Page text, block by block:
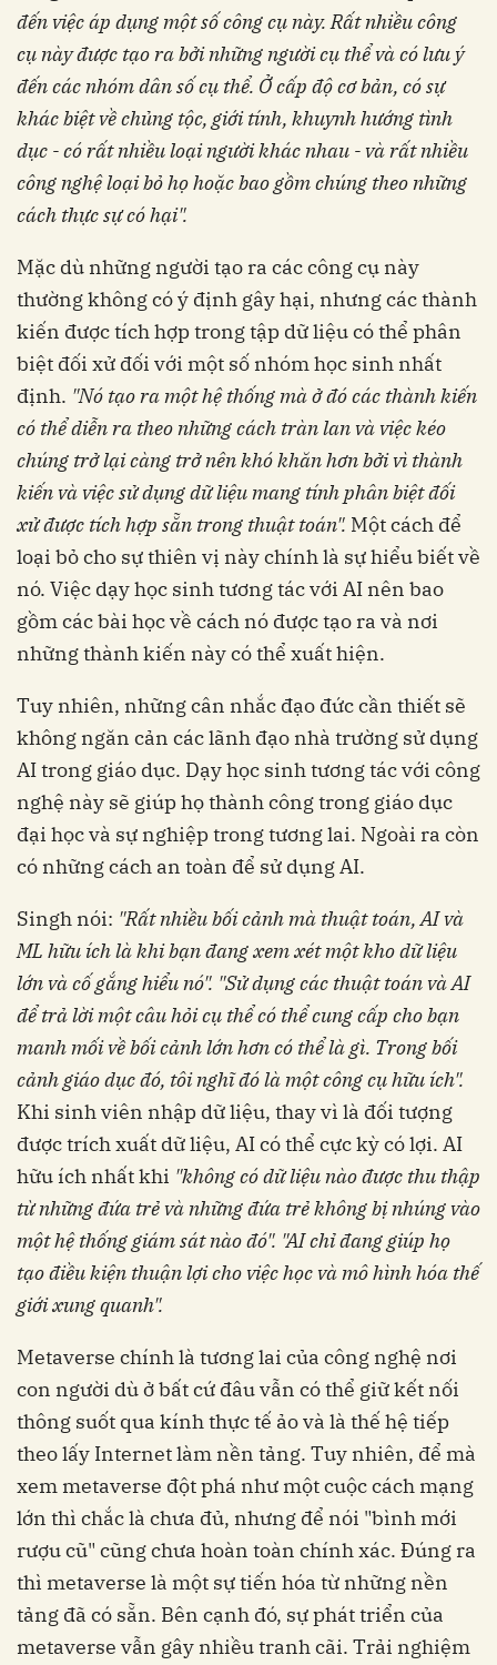
đến việc áp dụng một số công cụ này. Rất nhiều công
cụ này được tạo ra bởi những người cụ thể và có lưu ý
đến các nhóm dân số cụ thể. Ở cấp độ cơ bản, có sự
khác biệt về chủng tộc, giới tính, khuynh hướng tình
dục - có rất nhiều loại người khác nhau - và rất nhiều
công nghệ loại bỏ họ hoặc bao gồm chúng theo những
cách thực sự có hại".
Mặc dù những người tạo ra các công cụ này
thường không có ý định gây hại, nhưng các thành
kiến được tích hợp trong tập dữ liệu có thể phân
biệt đối xử đối với một số nhóm học sinh nhất
định. "Nó tạo ra một hệ thống mà ở đó các thành kiến
có thể diễn ra theo những cách tràn lan và việc kéo
chúng trở lại càng trở nên khó khăn hơn bởi vì thành
kiến và việc sử dụng dữ liệu mang tính phân biệt đối
xử được tích hợp sẵn trong thuật toán". Một cách để
loại bỏ cho sự thiên vị này chính là sự hiểu biết về
nó. Việc dạy học sinh tương tác với AI nên bao
gồm các bài học về cách nó được tạo ra và nơi
những thành kiến này có thể xuất hiện.
Tuy nhiên, những cân nhắc đạo đức cần thiết sẽ
không ngăn cản các lãnh đạo nhà trường sử dụng
AI trong giáo dục. Dạy học sinh tương tác với công
nghệ này sẽ giúp họ thành công trong giáo dục
đại học và sự nghiệp trong tương lai. Ngoài ra còn
có những cách an toàn để sử dụng AI.
Singh nói: "Rất nhiều bối cảnh mà thuật toán, AI và
ML hữu ích là khi bạn đang xem xét một kho dữ liệu
lớn và cố gắng hiểu nó". "Sử dụng các thuật toán và AI
để trả lời một câu hỏi cụ thể có thể cung cấp cho bạn
manh mối về bối cảnh lớn hơn có thể là gì. Trong bối
cảnh giáo dục đó, tôi nghĩ đó là một công cụ hữu ích".
Khi sinh viên nhập dữ liệu, thay vì là đối tượng
được trích xuất dữ liệu, AI có thể cực kỳ có lợi. AI
hữu ích nhất khi "không có dữ liệu nào được thu thập
từ những đứa trẻ và những đứa trẻ không bị nhúng vào
một hệ thống giám sát nào đó". "AI chỉ đang giúp họ
tạo điều kiện thuận lợi cho việc học và mô hình hóa thế
giới xung quanh".
Metaverse chính là tương lai của công nghệ nơi
con người dù ở bất cứ đâu vẫn có thể giữ kết nối
thông suốt qua kính thực tế ảo và là thế hệ tiếp
theo lấy Internet làm nền tảng. Tuy nhiên, để mà
xem metaverse đột phá như một cuộc cách mạng
lớn thì chắc là chưa đủ, nhưng để nói "bình mới
rượu cũ" cũng chưa hoàn toàn chính xác. Đúng ra
thì metaverse là một sự tiến hóa từ những nền
tảng đã có sẵn. Bên cạnh đó, sự phát triển của
metaverse vẫn gây nhiều tranh cãi. Trải nghiệm